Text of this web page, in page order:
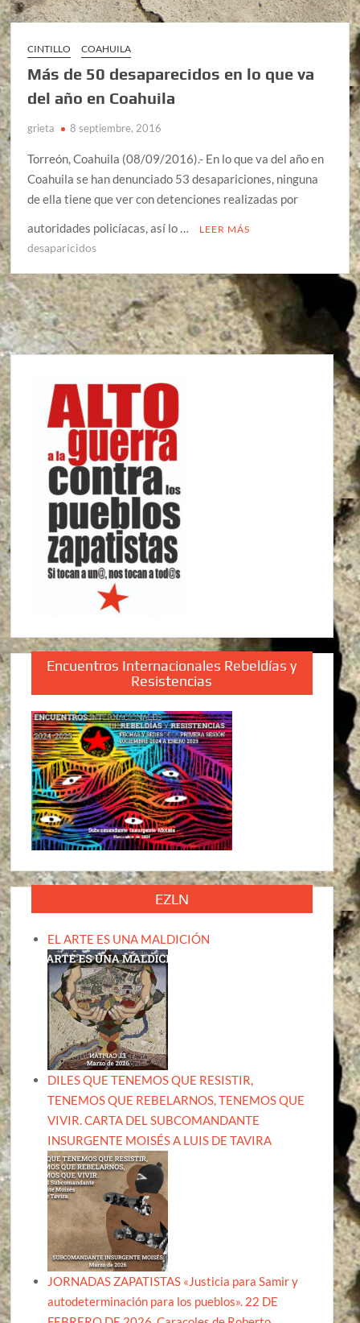
CINTILLO COAHUILA
Más de 50 desaparecidos en lo que va
del año en Coahuila
grieta 8 septiembre, 2016
Torreón, Coahuila (08/09/2016).- En lo que va del año en
Coahuila se han denunciado 53 desapariciones, ninguna
de ella tiene que ver con detenciones realizadas por
autoridades policíacas, así lo …
LEER MÁS
desaparicidos
Encuentros Internacionales Rebeldías y
Resistencias
EZLN
EL ARTE ES UNA MALDICIÓN
DILES QUE TENEMOS QUE RESISTIR,
TENEMOS QUE REBELARNOS, TENEMOS QUE
VIVIR. CARTA DEL SUBCOMANDANTE
INSURGENTE MOISÉS A LUIS DE TAVIRA
JORNADAS ZAPATISTAS «Justicia para Samir y
autodeterminación para los pueblos». 22 DE